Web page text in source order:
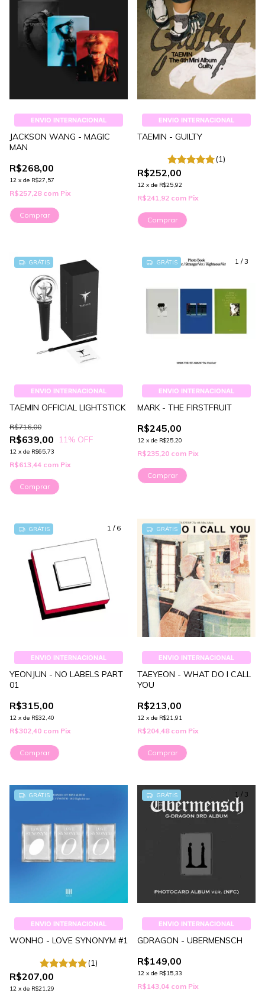
ENVIO INTERNACIONAL
JACKSON WANG - MAGIC
MAN
R$268,00
12 x de R$27,57
R$257,28 com Pix
Comprar
ENVIO INTERNACIONAL
TAEMIN - GUILTY
(1)
R$252,00
12 x de R$25,92
R$241,92 com Pix
Comprar
GRÁTIS
ENVIO INTERNACIONAL
TAEMIN OFFICIAL LIGHTSTICK
R$639,00
R$716,00
11% OFF
12 x de R$65,73
R$613,44 com Pix
1 /3
GRÁTIS
ENVIO INTERNACIONAL
MARK - THE FIRSTFRUIT
R$245,00
12 x de R$25,20
R$235,20 com Pix
Comprar
1 / 6
GRÁTIS
ENVIO INTERNACIONAL
YEONJUN - NO LABELS PART
01
R$315,00
12 x de R$32,40
R$302,40 com Pix
Comprar
GRÁTIS
ENVIO INTERNACIONAL
TAEYEON - WHAT DO I CALL
YOU
R$213,00
12 x de R$21,91
R$204,48 com Pix
Comprar
GRÁTIS
ENVIO INTERNACIONAL
WONHO - LOVE SYNONYM #1
(1)
R$207,00
12 x de R$21,29
1 / 3
GRÁTIS
ENVIO INTERNACIONAL
GDRAGON - UBERMENSCH
R$149,00
12 x de R$15,33
R$143,04 com Pix